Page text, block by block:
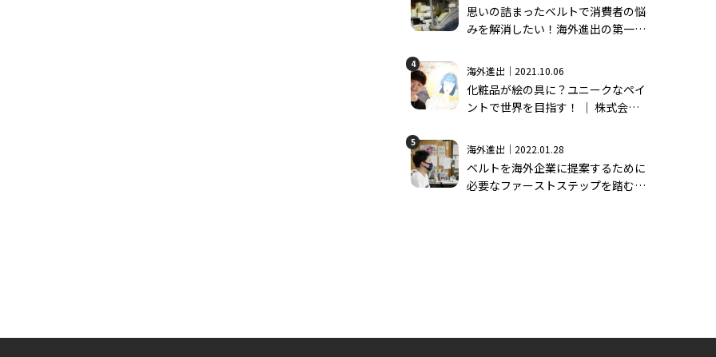
思いの詰まったベルトで消費者の悩
みを解消したい！海外進出の第一歩
4
海外進出｜2021.10.06
化粧品が絵の具に？ユニークなペイ
ントで世界を目指す！ │ 株式会社
5
海外進出｜2022.01.28
ベルトを海外企業に提案するために
必要なファーストステップを踏む